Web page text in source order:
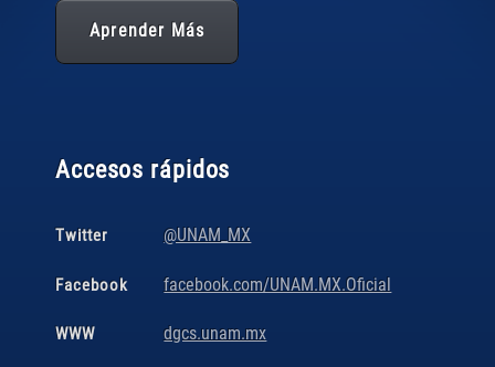
Aprender Más
Accesos rápidos
Twitter @UNAM_MX
Facebook facebook.com/UNAM.MX.Oficial
WWW dgcs.unam.mx